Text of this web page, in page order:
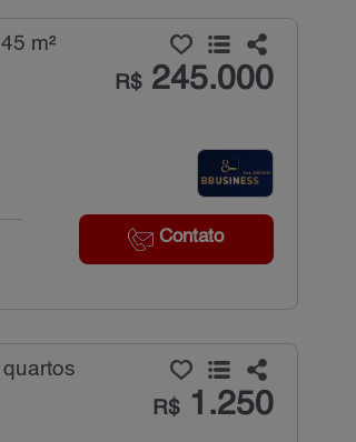
m²
R$245.000
Contato
R$1.250